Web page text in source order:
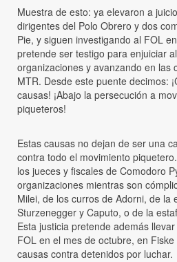
Muestra de esto: ya elevaron a
dirigentes del Polo Obrero y dos
Pie, y siguen investigando al FOL
pretende ser testigo para enjuiciar
organizaciones y avanzando en las
MTR. Desde este puente decimos:
causas! ¡Abajo la persecución a
piqueteros!
Estas causas no dejan de ser una
contra todo el movimiento
los jueces y fiscales de Comodoro
organizaciones mientras son
Milei, de los curros de Adorni, de la
Sturzenegger y Caputo, o de la
Esta justicia pretende además
FOL en el mes de octubre, en
causas contra detenidos por luchar.